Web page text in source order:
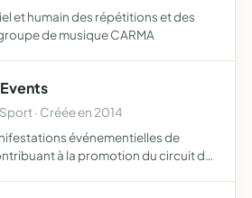
et humain des répétitions et des
de musique CARMA
· Créée en 2014
événementielles de
à la promotion du circuit de